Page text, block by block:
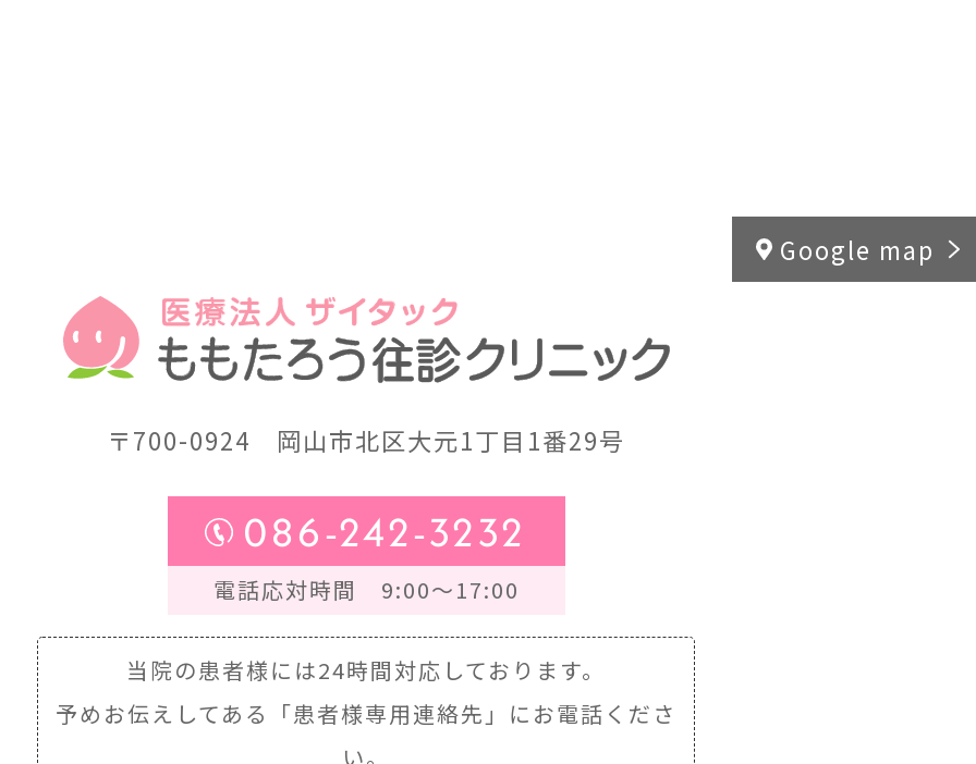
〒700-0924 岡山市北区大元1丁目1番29号
086-242-3232
電話応対時間 9:00～17:00
当院の患者様には24時間対応しております。
予めお伝えしてある
「患者様専用連絡先」にお電話くださ
い。
Google map